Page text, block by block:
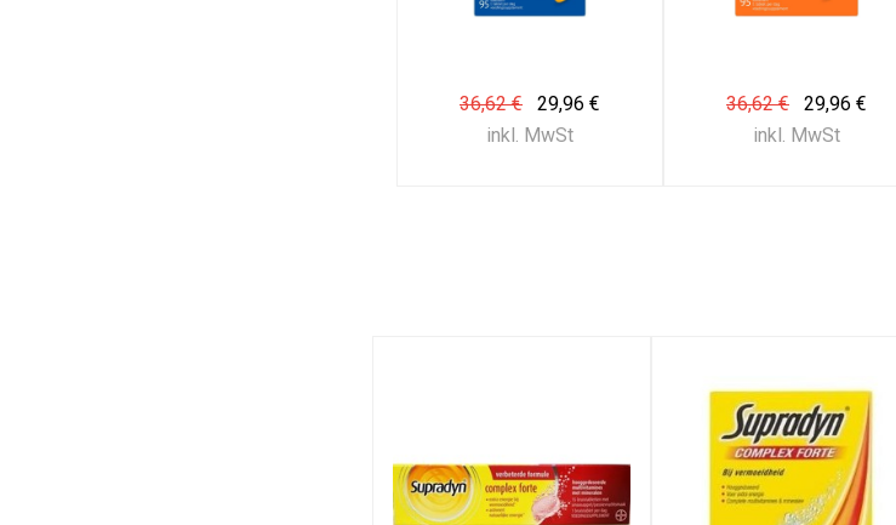
36,62 €
29,96 €
inkl. MwSt
36,62 €
29,96 €
inkl. MwSt